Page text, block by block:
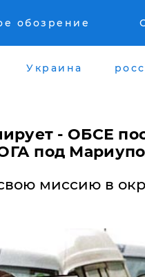
обозрение
Украина
- ОБСЕ
под
миссию в